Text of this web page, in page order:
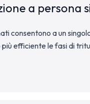
a persona
consentono a un
efficiente le fasi di